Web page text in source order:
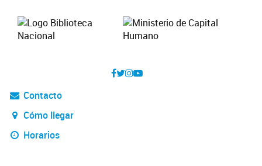
Contacto
Cómo llegar
Horarios